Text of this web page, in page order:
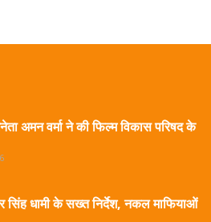
अमन वर्मा ने की फिल्म विकास परिषद के
सिंह धामी के सख्त निर्देश, नकल माफियाओं